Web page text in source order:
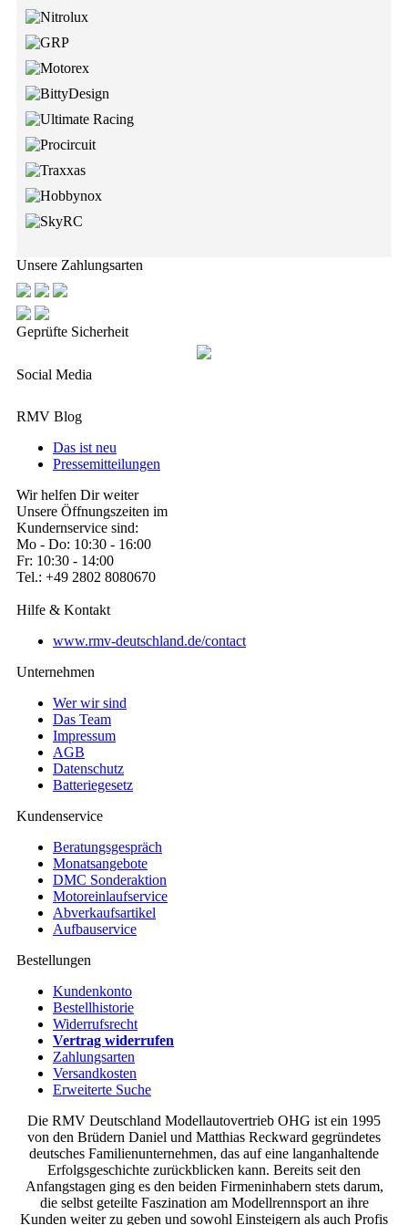
Unsere Zahlungsarten
Geprüfte Sicherheit
Social Media
RMV Blog
Das ist neu
Pressemitteilungen
Wir helfen Dir weiter
Unsere Öffnungszeiten im
Kundernservice sind:
Mo - Do: 10:30 - 16:00
Fr: 10:30 - 14:00
Tel.: +49 2802 8080670
Hilfe & Kontakt
www.rmv-deutschland.de/contact
Unternehmen
Wer wir sind
Das Team
Impressum
AGB
Datenschutz
Batteriegesetz
Kundenservice
Beratungsgespräch
Monatsangebote
DMC Sonderaktion
Motoreinlaufservice
Abverkaufsartikel
Aufbauservice
Bestellungen
Kundenkonto
Bestellhistorie
Widerrufsrecht
Vertrag widerrufen
Zahlungsarten
Versandkosten
Erweiterte Suche
Die RMV Deutschland Modellautovertrieb OHG ist ein 1995
von den Brüdern Daniel und Matthias Reckward gegründetes
deutsches Familienunternehmen, das auf eine langanhaltende
Erfolgsgeschichte zurückblicken kann. Bereits seit den
Anfangstagen ging es den beiden Firmeninhabern stets darum,
die selbst geteilte Faszination am Modellrennsport an ihre
Kunden weiter zu geben und sowohl Einsteigern als auch Profis